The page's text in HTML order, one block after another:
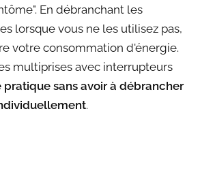
En débranchant les
lorsque vous ne les utilisez pas,
votre consommation d'énergie.
multiprises avec interrupteurs
sans avoir à débrancher
.